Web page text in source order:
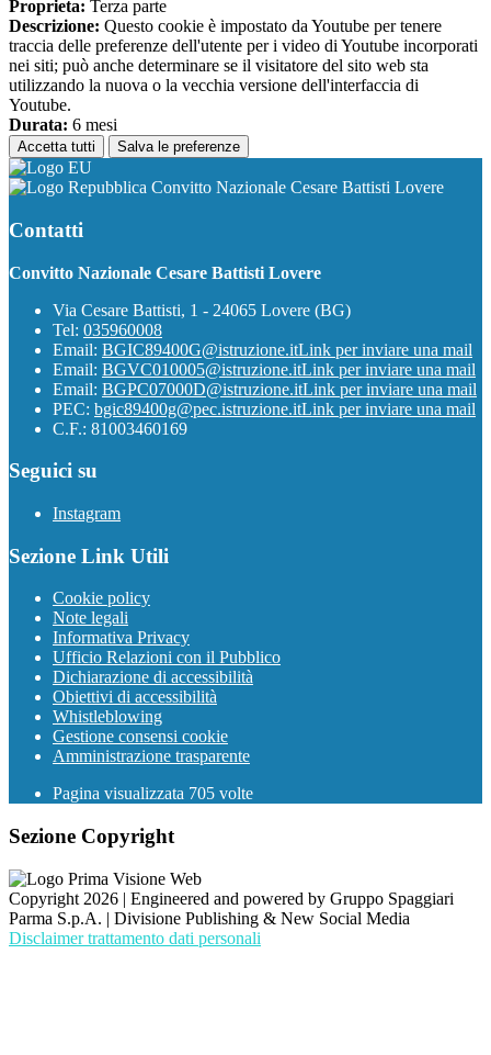
Proprieta: Terza parte
Descrizione: Questo cookie è impostato da Youtube per tenere
traccia delle preferenze dell'utente per i video di Youtube incorporati
nei siti; può anche determinare se il visitatore del sito web sta
utilizzando la nuova o la vecchia versione dell'interfaccia di
Youtube.
Durata: 6 mesi
Accetta tutti Salva le preferenze
Convitto Nazionale Cesare Battisti Lovere
Contatti
Convitto Nazionale Cesare Battisti Lovere
Via Cesare Battisti, 1 - 24065 Lovere (BG)
Tel: 035960008
Email: BGIC89400G@istruzione.itLink per inviare una mail
Email: BGVC010005@istruzione.itLink per inviare una mail
Email: BGPC07000D@istruzione.itLink per inviare una mail
PEC: bgic89400g@pec.istruzione.itLink per inviare una mail
C.F.: 81003460169
Seguici su
Instagram
Sezione Link Utili
Cookie policy
Note legali
Informativa Privacy
Ufficio Relazioni con il Pubblico
Dichiarazione di accessibilità
Obiettivi di accessibilità
Whistleblowing
Gestione consensi cookie
Amministrazione trasparente
Pagina visualizzata 705 volte
Sezione Copyright
Copyright 2026 | Engineered and powered by Gruppo Spaggiari
Parma S.p.A. | Divisione Publishing & New Social Media
Disclaimer trattamento dati personali